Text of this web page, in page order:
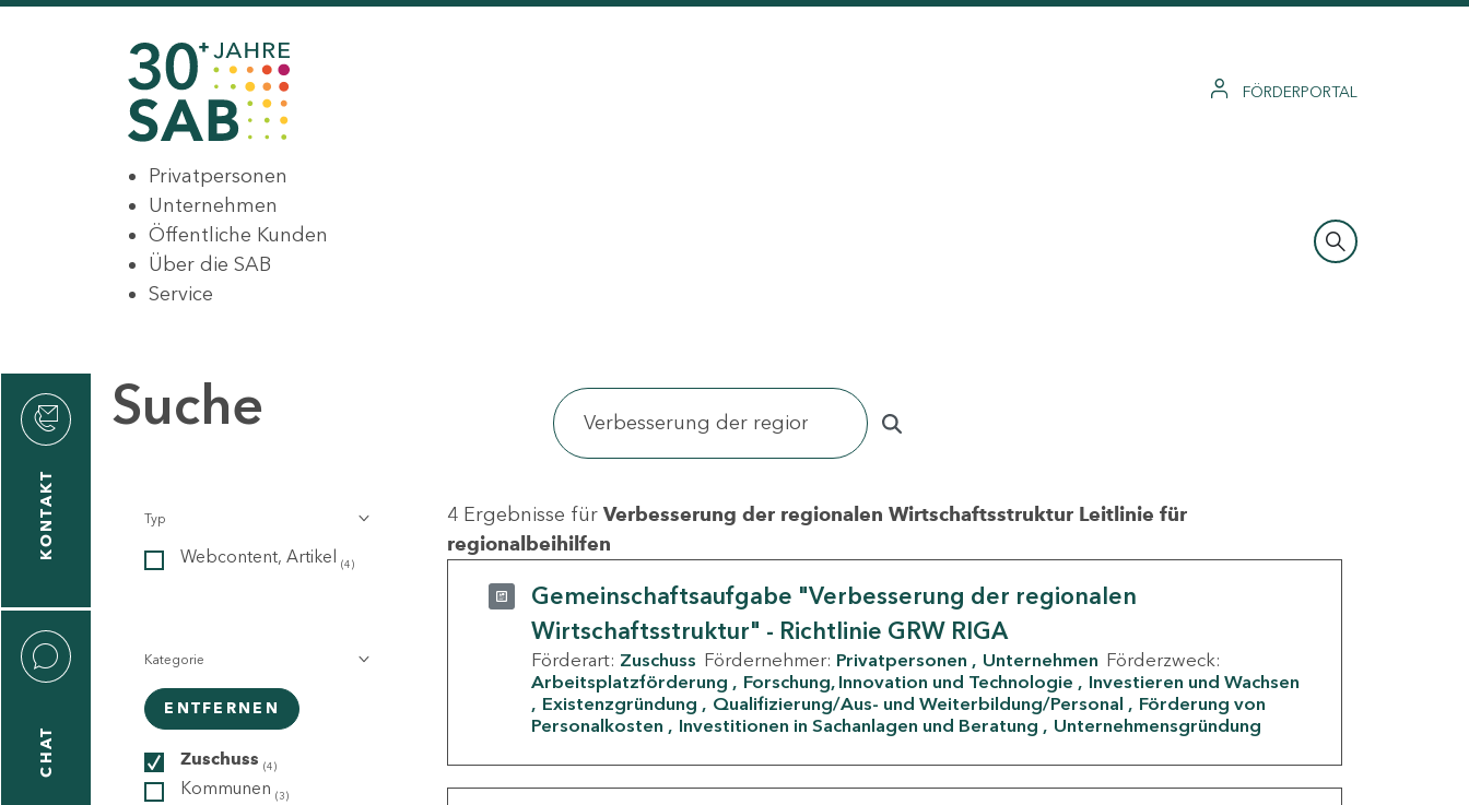
FÖRDERPORTAL
Privatpersonen
Unternehmen
Öffentliche Kunden
Über die SAB
Service
KONTAKT
CHAT
Suche
Typ
Webcontent, Artikel (4)
Kategorie
ENTFERNEN
Zuschuss (4)
Kommunen (3)
4 Ergebnisse für Verbesserung der regionalen Wirtschaftsstruktur Leitlinie für
regionalbeihilfen
Gemeinschaftsaufgabe "Verbesserung der regionalen
Wirtschaftsstruktur" - Richtlinie GRW RIGA
Förderart: Zuschuss Fördernehmer: Privatpersonen Unternehmen Förderzweck:
Arbeitsplatzförderung
Forschung, Innovation und Technologie
Investieren und Wachsen
Existenzgründung
Qualifizierung/Aus- und Weiterbildung/Personal
Förderung von
Personalkosten
Investitionen in Sachanlagen und Beratung Unternehmensgründung